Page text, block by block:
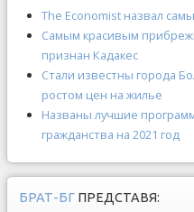
The Economist назвал
Самым красивым
признан Кадакес
Стали известны города
ростом цен на жилье
Названы лучшие
гражданства на 2021 год
БРАТ-БГ ПРЕДСТАВЯ: